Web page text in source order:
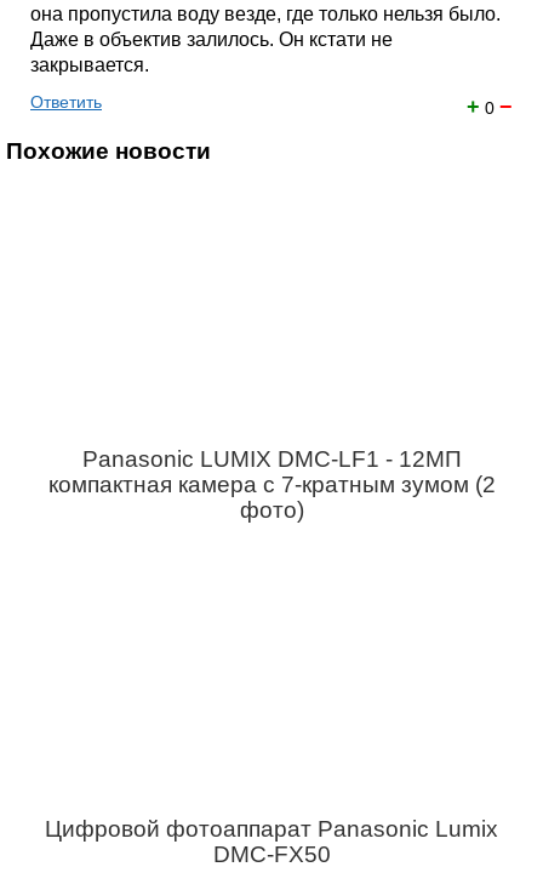
она пропустила воду везде, где только нельзя было.
Даже в объектив залилось. Он кстати не
закрывается.
+ 0 −
Ответить
Похожие новости
Panasonic LUMIX DMC-LF1 - 12МП
компактная камера с 7-кратным зумом (2
фото)
Цифровой фотоаппарат Panasonic Lumix
DMC-FX50